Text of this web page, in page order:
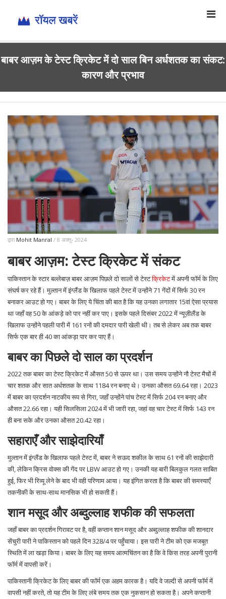
बाबर आज़म के टेस्ट क्रिकेट में दो साल बिन अर्धशतक का संकट:
कारण और प्रभाव
द्वारा Mohit Manral / 8 अक्तू॰ 2024
बाबर आज़म: टेस्ट क्रिकेट में संकट
पाकिस्तान के स्टार बल्लेबाज़ बाबर आज़म पिछले दो सालों से टेस्टक्रिकेटमें अपनी फॉर्म के लिए
संघर्ष कर रहे हैं। मुल्तान में इंग्लैंड के खिलाफ पहले टेस्ट में उन्होंने 71 गेंदों में सिर्फ 30 रन
बनाकर आउट हो गए। बाबर के लिए ये चिंता की बात है कि यह उनका लगातार 15वां ऐसा प्रयास
था जहाँ वह 50 के आंकड़े को पार नहीं कर पाए। इसके पहले दिसंबर 2022 में न्यूज़ीलैंड के
खिलाफ उन्होंने पहली पारी में 161 रनों की दमदार पारी खेली थी। तब से लेकर अब तक बाबर
सिर्फ एक बार ही 40 का आंकड़ा पार कर पाए हैं।
बाबर का पिछले दो साल का प्रदर्शन
2022 तक बाबर का टेस्ट क्रिकेट में औसत 50 से ऊपर था। उस समय उन्होंने नौ टेस्ट मैचों में
चार शतक और सात अर्धशतक के साथ 1184 रन बनाए थे। उनका औसत 69.64 रहा। 2023
में बाबर का प्रदर्शन नाटकीय रूप से गिरा, जहाँ उन्होंने पांच टेस्ट में सिर्फ 204 रन बनाए और
औसत 22.66 रहा। यही सिलसिला 2024 में भी जारी रहा, जहां वह चार टेस्ट में सिर्फ 143 रन
ही बना सके और उनका औसत 20.42 रहा।
सहाराएँ और साझेदारियाँ
मुल्तान में इंग्लैंड के खिलाफ पहले टेस्ट में, बाबर ने सऊद शकील के साथ 61 रनों की साझेदारी
की, लेकिन क्रिस वोक्स की गेंद पर LBW आउट हो गए। उनकी यह बारी बिलकुल गलत साबित
हुई, फिर भी रिव्यू लेने के बाद भी वही परिणाम आया। यह इंगित करता है कि बाबर की समस्याएँ
तकनीकी के साथ-साथ मानसिक भी हो सकती हैं।
शान मसूद और अब्दुल्लाह शफीक की सफलता
जहाँ बाबर का प्रदर्शन गिरावट पर है, वहीं कप्तान शान मसूद और अब्दुल्लाह शफीक की शानदार
सेंचुरी पारी ने पाकिस्तान को पहले दिन 328/4 पर पहुँचाया। इस पारी ने टीम को एक मजबूत
स्थिति में ला खड़ा किया। बाबर के लिए यह समय आत्मचिंतन का है कि वे किस तरह अपनी पुरानी
फॉर्म में वापसी करें।
पाकिस्तानी क्रिकेट के लिए बाबर की फॉर्म एक अहम कारक है। यदि वे जल्दी से अपनी फॉर्म में
वापसी नहीं करते, तो यह टीम के लिए लंबे समय तक एक नुकसान हो सकता है। अपने कप्तानी